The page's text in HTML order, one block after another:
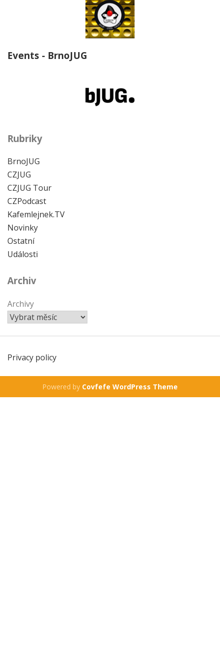
Events - BrnoJUG
Rubriky
BrnoJUG
CZJUG
CZJUG Tour
CZPodcast
Kafemlejnek.TV
Novinky
Ostatní
Události
Archiv
Archivy
Privacy policy
Powered by Covfefe WordPress Theme